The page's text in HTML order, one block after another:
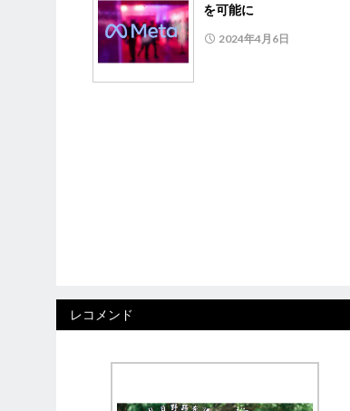
を可能に
2024年4月6日
レコメンド